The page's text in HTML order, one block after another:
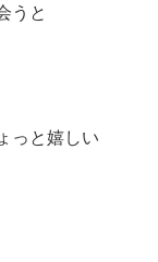
うと
っと嬉しい